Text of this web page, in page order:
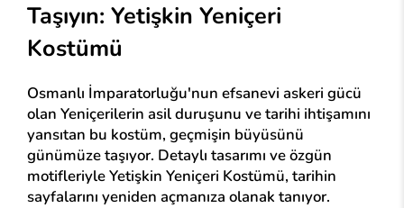
Taşıyın: Yetişkin Yeniçeri
Kostümü
Osmanlı İmparatorluğu'nun efsanevi askeri gücü
olan Yeniçerilerin asil duruşunu ve tarihi ihtişamını
yansıtan bu kostüm, geçmişin büyüsünü
günümüze taşıyor. Detaylı tasarımı ve özgün
motifleriyle Yetişkin Yeniçeri Kostümü, tarihin
sayfalarını yeniden açmanıza olanak tanıyor.